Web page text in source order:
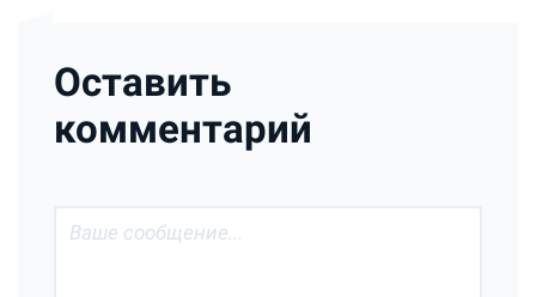
Оставить
комментарий